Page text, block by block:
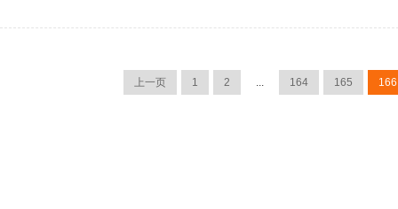
上一页 1 2 ... 164 165 166